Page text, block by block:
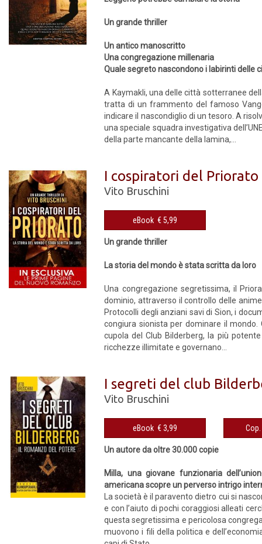
Un grande thriller
Un antico manoscritto
Una congregazione millenaria
Quale segreto nascondono i labirinti delle
A Kaymakli, una delle città sotterranee
tratta di un frammento del famoso
indicare il nascondiglio di un tesoro. A
una speciale squadra investigativa
della parte mancante della lamina,...
I cospiratori del Priorato
Vito Bruschini
eBook € 5,99
Un grande thriller
La storia del mondo è stata scritta da loro
Una congregazione segretissima, il
dominio, attraverso il controllo delle
Protocolli degli anziani savi di Sion, i
congiura sionista per dominare il
cupola del Club Bilderberg, la più
ricchezze illimitate e governano...
I segreti del club
Vito Bruschini
eBook € 3,99
Un autore da oltre 30.000 copie
Milla, una giovane funzionaria
americana scopre un perverso intrigo
La società è il paravento dietro cui si
e con l’aiuto di pochi coraggiosi alleati
questa segretissima e pericolosa
muovono i fili della politica e